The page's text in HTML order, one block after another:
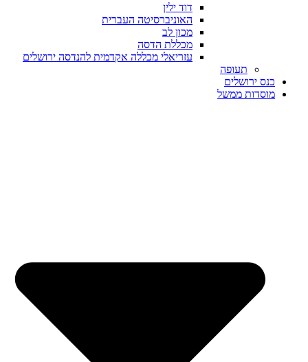
דוד ילין
האוניברסיטה העברית
מכון לב
מכללת הדסה
עזריאלי מכללה אקדמית להנדסה ירושלים
תעופה
כנס ירושלים
מוסדות ממשל